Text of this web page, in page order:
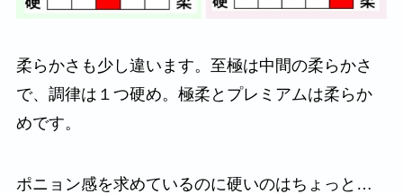
柔らかさも少し違います。至極は中間の柔らかさ
で、調律は１つ硬め。極柔とプレミアムは柔らか
めです。
ポニョン感を求めているのに硬いのはちょっと…